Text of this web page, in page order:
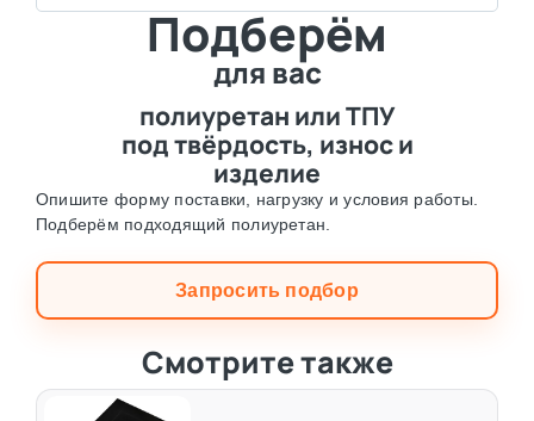
Подберём
для вас
полиуретан или ТПУ
под твёрдость, износ и
изделие
Опишите форму поставки, нагрузку и условия работы.
Подберём подходящий полиуретан.
Запросить подбор
Смотрите также